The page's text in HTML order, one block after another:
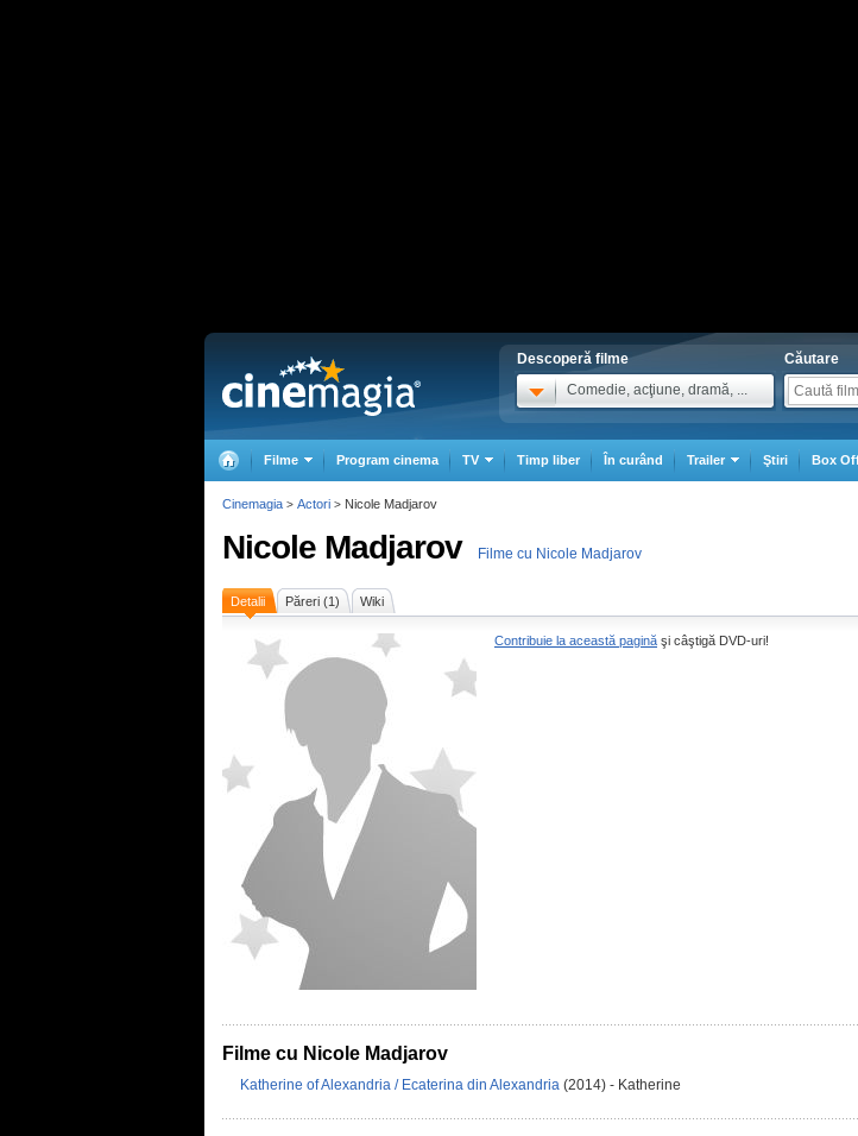
Descoperă filme
Comedie, acţiune, dramă, ...
Căutare
Filme Program cinema TV Timp liber În curând Trailer Ştiri Box
Nicole Madjarov Filme cu Nicole Madjarov
Detalii Păreri (1) Wiki
Contribuie la această pagină şi câştigă DVD-uri!
Filme cu Nicole Madjarov
Katherine of Alexandria / Ecaterina din Alexandria (2014) - Katherine
Cinemagia > Actori > Nicole Madjarov